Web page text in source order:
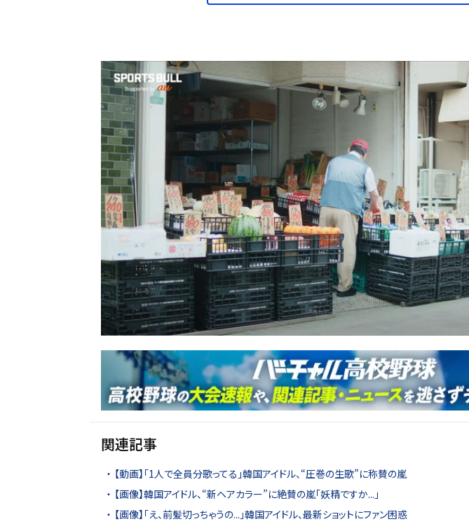
関連記事
【動画】「1人で全員分歌ってる」韓国アイドル、“圧巻の生歌”に称賛の嵐
【画像】韓国アイドル、“新ヘアカラー”に絶賛の嵐「妖精ですか...」
【画像】「え、前髪切っちゃうの...」韓国アイドル、最新ショットにファン困惑